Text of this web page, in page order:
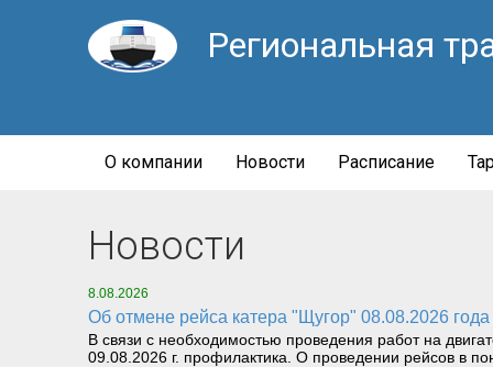
Региональная
О компании Новости Расписание
Новости
8.08.2026
Об отмене рейса катера "Щугор" 08.08.2026 года
В связи с необходимостью проведения работ на
09.08.2026 г. профилактика. О проведении рейсов в